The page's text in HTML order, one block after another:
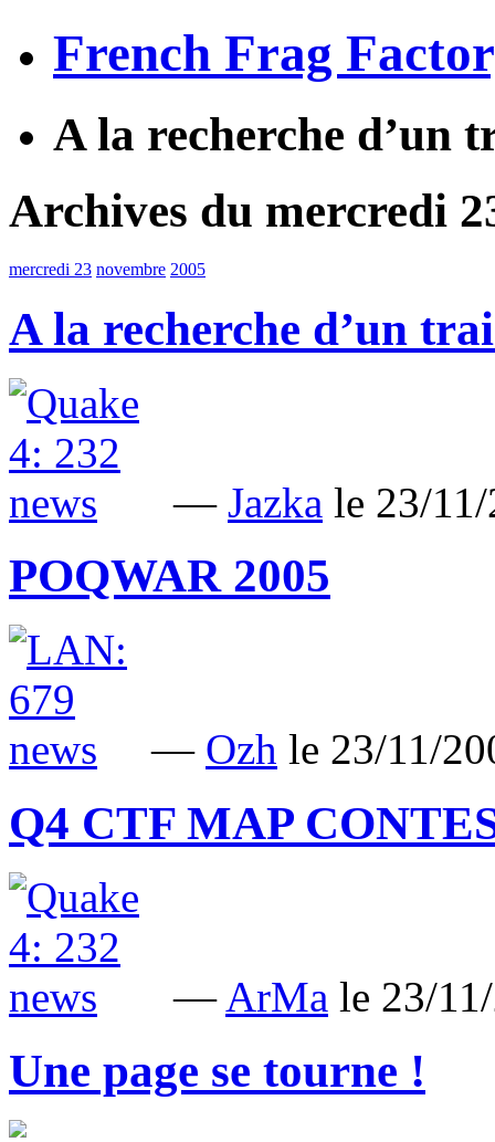
French Frag
A la recherche d’un
Archives du mercredi
mercredi 23 novembre 2005
A la recherche d’un
— Jazka le 23/
POQWAR 2005
— Ozh le 23/11/
Q4 CTF MAP
—ArMa le 23/
Une page se tourne !